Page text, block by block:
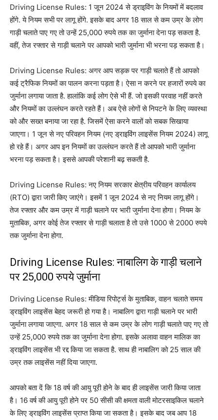
Driving License Rules: 1 जून 2024 से ड्राइविंग के नियमों में बदलाव
होंगे. ये नियम सभी पर लागू होंगे. इसके बाद अगर 18 साल से कम उम्र के लोग
गाड़ी चलाते पाए गए तो उन्हें 25,000 रुपये तक का जुर्माना देना पड़ सकता है.
वहीं, तेज रफ्तार से गाड़ी चलाने पर आपको भारी जुर्माना भी भरना पड़ सकता है।
Driving License Rules: अगर आप सड़क पर गाड़ी चलाते हैं तो आपको
कई ट्रैफिक नियमों का पालन करना पड़ता है। ऐसा न करने पर हजारों रुपये का
जुर्माना लगाया जाता है. हालांकि कई लोग ऐसे भी हैं. जो इसकी परवाह नहीं करते
और नियमों का उल्लंघन करते रहते हैं। अब ऐसे लोगों से निपटने के लिए व्यवस्था
को और सख्त बनाया जा रहा है. जिसमें ऐसा करने वालों को सबक सिखाया
जाएगा। 1 जून से नए परिवहन नियम (नए ड्राइविंग लाइसेंस नियम 2024) लागू
हो रहे हैं। अगर आप इन नियमों का उल्लंघन करते हैं तो आपको भारी जुर्माना
भरना पड़ सकता है। इससे आपकी परेशानी बढ़ सकती है.
Driving License Rules: नए नियम सरकार क्षेत्रीय परिवहन कार्यालय
(RTO) द्वारा जारी किए जाएंगे। इसमें 1 जून 2024 से नए नियम लागू होंगे।
तेज रफ्तार और कम उम्र में गाड़ी चलाने पर भारी जुर्माना देना होगा। नियम के
मुताबिक, अगर कोई तेज रफ्तार से गाड़ी चलाता है तो उसे 1000 से 2000 रुपये
तक जुर्माना देना होगा.
Driving License Rules: नाबालिग के गाड़ी चलाने
पर 25,000 रुपये जुर्माना
Driving License Rules: मीडिया रिपोर्ट्स के मुताबिक, वाहन चलाते समय
ड्राइविंग लाइसेंस बेहद जरूरी हो गया है। नाबालिग द्वारा गाड़ी चलाने पर भारी
जुर्माना लगाया जाएगा. अगर 18 साल से कम उम्र के लोग गाड़ी चलाते पाए गए तो
उन्हें 25,000 रुपये तक का जुर्माना देना होगा. इसके अलावा वाहन मालिक का
ड्राइविंग लाइसेंस भी रद्द किया जा सकता है. साथ ही नाबालिग को 25 साल की
उम्र तक लाइसेंस नहीं दिया जाएगा.
आपको बता दें कि 18 वर्ष की आयु पूरी होने के बाद ही लाइसेंस जारी किया जाता
है। 16 वर्ष की आयु पूरी होने पर 50 सीसी की क्षमता वाली मोटरसाइकिल चलाने
के लिए ड्राइविंग लाइसेंस प्राप्त किया जा सकता है। इसके बाद जब आप 18